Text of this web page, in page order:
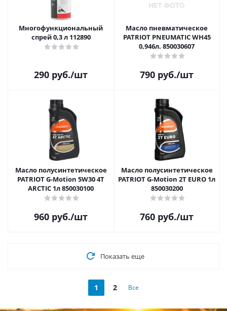
Многофункциональный
спрей 0,3 л 112890
290 руб./шт
Масло пневматическое
PATRIOT PNEUMATIC WH45
0,946л. 850030607
790 руб./шт
Масло полусинтетическое
PATRIOT G-Motion 5W30 4Т
ARCTIC 1л 850030100
960 руб./шт
Масло полусинтетическое
PATRIOT G-Motion 2Т EURO 1л
850030200
760 руб./шт
Показать еще
1 2 Все